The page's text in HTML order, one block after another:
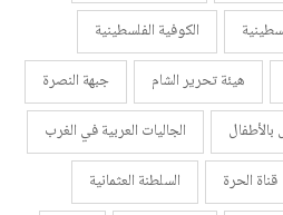
الكوفية الفلسطينية
هيئة تحرير الشام
جبهة النصرة
الجاليات العربية في الغرب
قناة الحرة السلطنة العثمانية